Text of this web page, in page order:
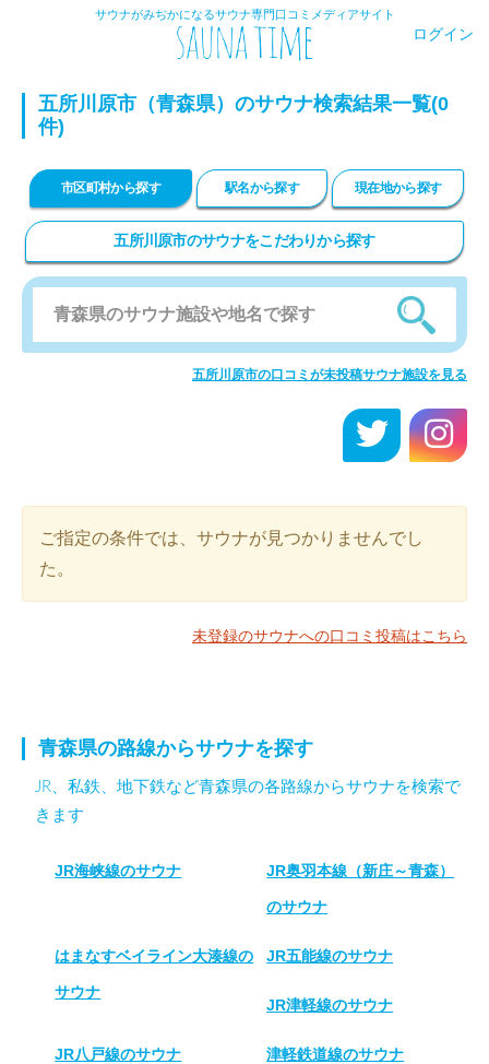
サウナがみぢかになるサウナ専門口コミメディアサイト
ログイン
五所川原市（青森県）のサウナ検索結果一覧(0
件)
市区町村から探す 駅名から探す 現在地から探す
五所川原市のサウナをこだわりから探す
五所川原市の口コミが未投稿サウナ施設を見る
ご指定の条件では、サウナが見つかりませんでし
た。
未登録のサウナへの口コミ投稿はこちら
青森県の路線からサウナを探す
JR、私鉄、地下鉄など青森県の各路線からサウナを検索で
きます
JR海峡線のサウナ JR奥羽本線（新庄～青森）
のサウナ
はまなすベイライン大湊線の
サウナ
JR五能線のサウナ
JR津軽線のサウナ
JR八戸線のサウナ 津軽鉄道線のサウナ